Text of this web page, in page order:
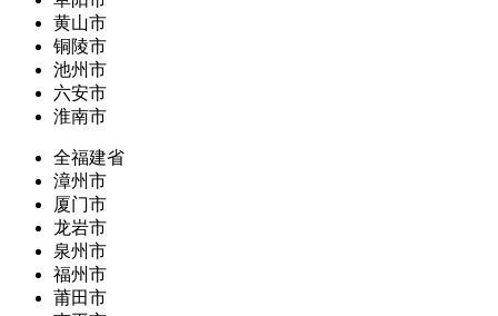
黄山市
铜陵市
池州市
六安市
淮南市
全福建省
漳州市
厦门市
龙岩市
泉州市
福州市
莆田市